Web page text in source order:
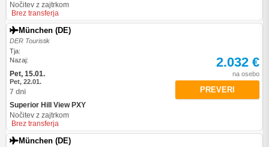
Nočitev z zajtrkom
Brez transferja
München (DE)
DER Touristik
Tja:
Nazaj:
Pet, 15.01.
Pet, 22.01.
7 dni
Superior Hill View PXY
Nočitev z zajtrkom
Brez transferja
2.032 €
na osebo
PREVERI
München (DE)